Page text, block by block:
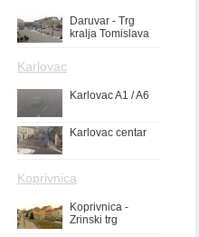
Daruvar - Trg
kralja Tomislava
Karlovac
Karlovac A1 / A6
Karlovac centar
Koprivnica
Koprivnica -
Zrinski trg